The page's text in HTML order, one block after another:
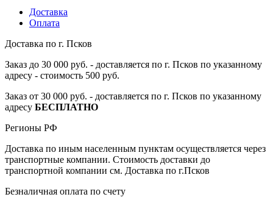
Доставка
Оплата
Доставка по г. Псков
Заказ до 30 000 руб. - доставляется по г. Псков по указанному
адресу - стоимость 500 руб.
Заказ от 30 000 руб. - доставляется по г. Псков по указанному
адресу БЕСПЛАТНО
Регионы РФ
Доставка по иным населенным пунктам осуществляется через
транспортные компании. Стоимость доставки до
транспортной компании см. Доставка по г.Псков
Безналичная оплата по счету